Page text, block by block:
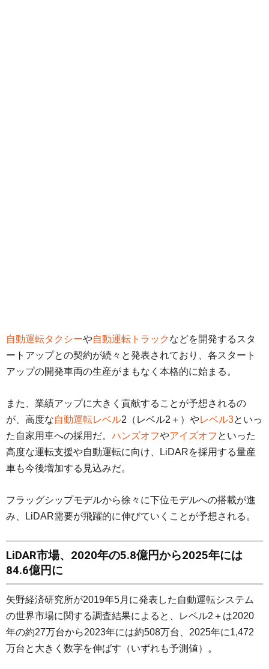
自動運転タクシーや自動運転トラックなどを開発するスタ
ートアップとの契約が続々と発表されており、各スタート
アップの開発車両の生産がまもなく本格的に始まる。
また、業績アップに大きく貢献することが予想されるの
が、高度な自動運転レベル2（レベル2＋）やレベル3といっ
た自家用車への採用だ。 ハンズオフやアイズオフ といった
高度な運転支援や自動運転に向け、LiDARを採用する量産
車も今後増加する見込みだ。
フラッグシップモデルから徐々に下位モデルへの搭載が進
み、LiDAR需要が飛躍的に伸びていくことが予想される。
LiDAR市場、2020年の5.8億円から2025年には
84.6億円に
矢野経済研究所が2019年5月に発表した自動運転システム
の世界市場に関する調査結果によると、レベル2＋は2020
年の約27万台から2023年には約508万台、2025年に1,472
万台と大きく数字を伸ばす（いずれも予測値）。